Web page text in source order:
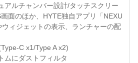
アルチャンバー設計/タッチスクリー
面のほか、HYTE独自アプリ「NEXU
ィジェットの表示、ランチャーの配
C x1/Type A x2)
ムにダストフィルタ